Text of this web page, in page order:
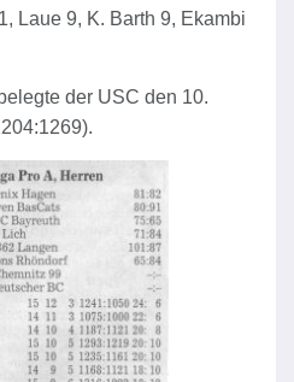
Laue 9, K. Barth 9, Ekambi
der USC den 10.